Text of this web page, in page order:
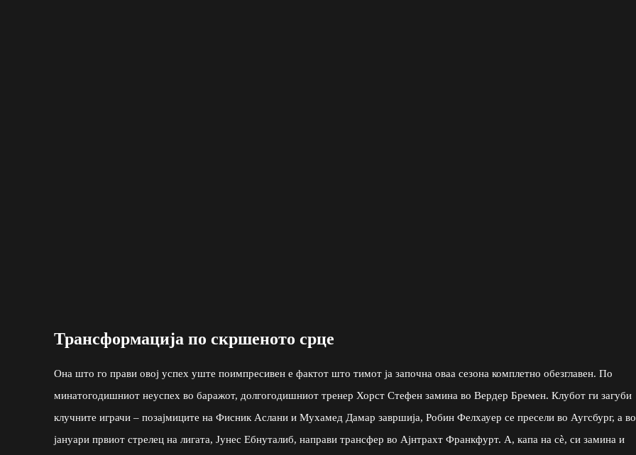
Трансформација по скршеното срце
Она што го прави овој успех уште поимпресивен е фактот што тимот ја започна оваа сезона комплетно обезглавен. По
минатогодишниот неуспех во баражот, долгогодишниот тренер Хорст Стефен замина во Вердер Бремен. Клубот ги загуби
клучните играчи – позајмиците на Фисник Аслани и Мухамед Дамар завршија, Робин Фелхауер се пресели во Аугсбург, а во
јануари првиот стрелец на лигата, Јунес Ебнуталиб, направи трансфер во Ајнтрахт Франкфурт. А, капа на сè, си замина и